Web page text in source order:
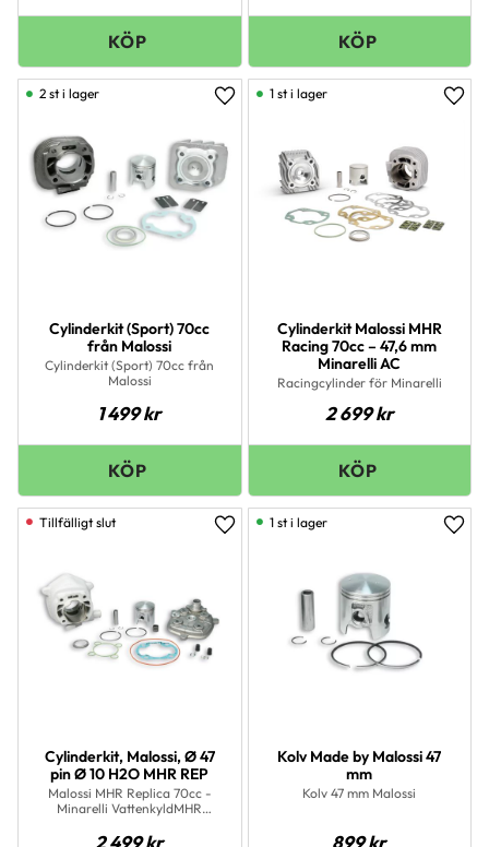
Cylinderkit (Sport) 70cc
från Malossi
Cylinderkit (Sport) 70cc från
Malossi
1 499kr
Lägg till i favoriter
2 st i lager
Cylinderkit Malossi MHR
Racing 70cc – 47,6 mm
Minarelli AC
Racingcylinder för Minarelli
2 699kr
1 st i lager
Cylinderkit, Malossi, Ø 47
pin Ø 10 H2O MHR REP
Malossi MHR Replica 70cc -
Minarelli VattenkyldMHR
Racingcylinder av aluminium,
2 499kr
Lägg till i favoriter
Kolv Made by Malossi 47
mm
Kolv 47 mm Malossi
899kr
1 st i lager